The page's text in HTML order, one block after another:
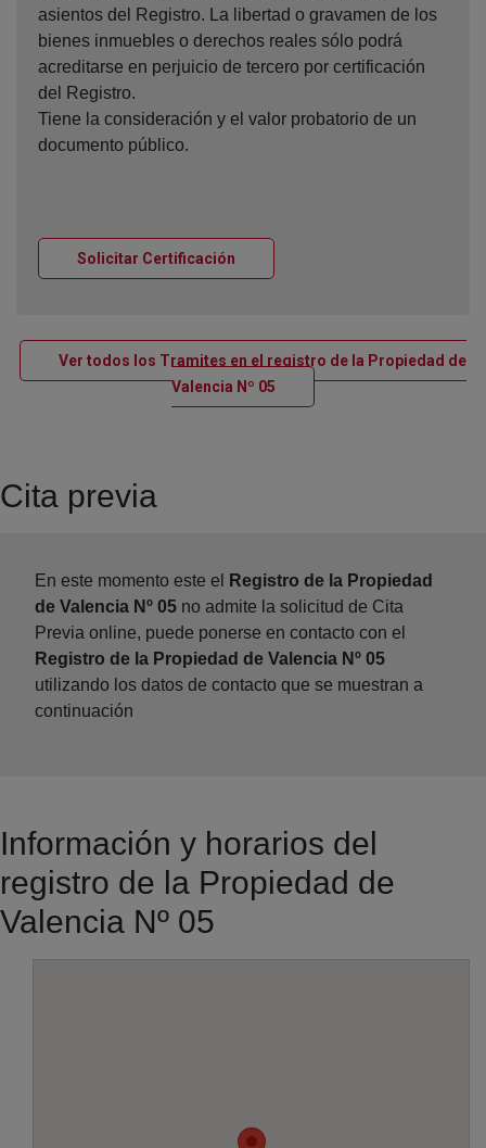
asientos del Registro. La libertad o gravamen de los
bienes inmuebles o derechos reales sólo podrá
acreditarse en perjuicio de tercero por certificación
del Registro.
Tiene la consideración y el valor probatorio de un
documento público.
Solicitar Certificación
Ver todos los Tramites en el registro de la Propiedad de
Valencia Nº 05 Ventana nueva
Cita previa
En este momento este el
Registro de la Propiedad
de Valencia Nº 05 no admite la solicitud de Cita
Previa online, puede ponerse en contacto con el
Registro de la Propiedad de Valencia Nº 05
utilizando los datos de contacto que se muestran a
continuación
Información y horarios del
registro de la Propiedad de
Valencia Nº 05